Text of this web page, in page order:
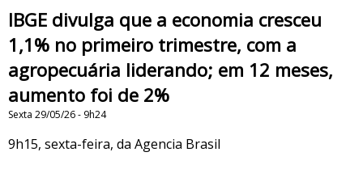
IBGE divulga que a economia cresceu
1,1% no primeiro trimestre, com a
agropecuária liderando; em 12 meses,
aumento foi de 2%
Sexta 29/05/26 - 9h24
9h15, sexta-feira, da Agencia Brasil